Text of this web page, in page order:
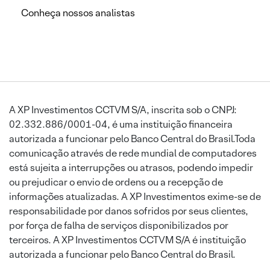
Conheça nossos analistas
A XP Investimentos CCTVM S/A, inscrita sob o CNPJ:
02.332.886/0001-04, é uma instituição financeira
autorizada a funcionar pelo Banco Central do Brasil.Toda
comunicação através de rede mundial de computadores
está sujeita a interrupções ou atrasos, podendo impedir
ou prejudicar o envio de ordens ou a recepção de
informações atualizadas. A XP Investimentos exime-se de
responsabilidade por danos sofridos por seus clientes,
por força de falha de serviços disponibilizados por
terceiros. A XP Investimentos CCTVM S/A é instituição
autorizada a funcionar pelo Banco Central do Brasil.